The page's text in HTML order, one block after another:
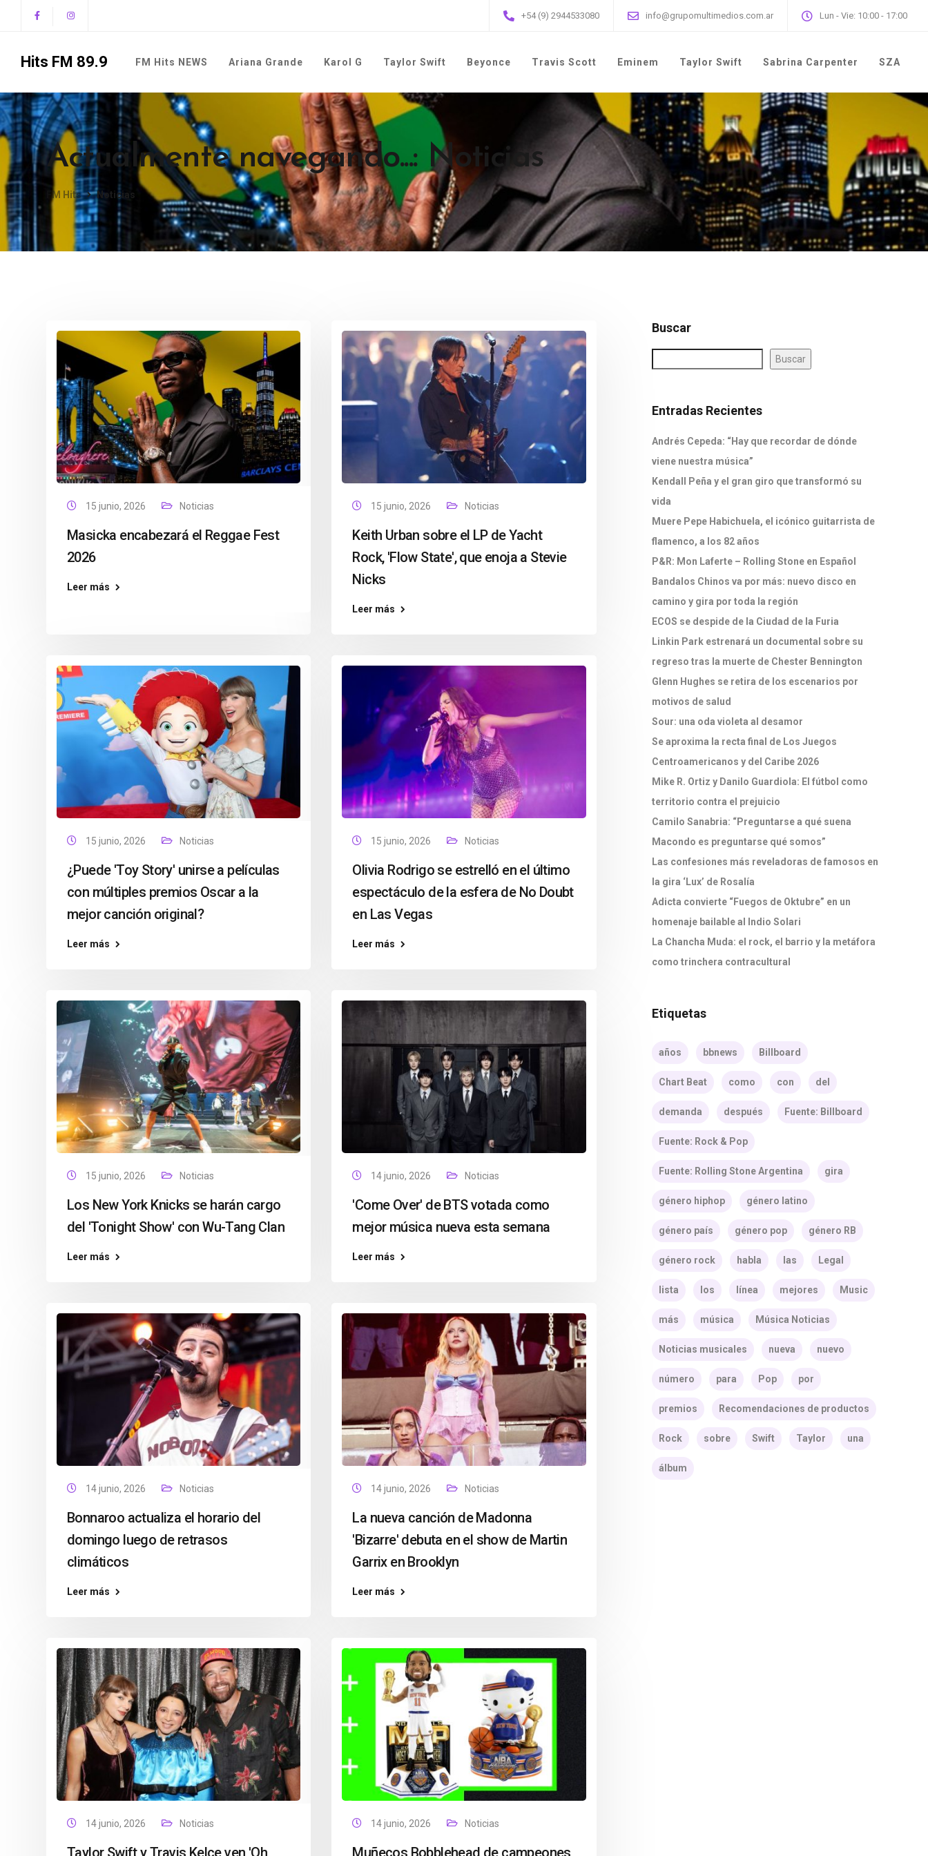
+54 (9) 2944533080 info@grupomultimedios.com.ar Lun - Vie: 10:00 - 17:00
Hits FM 89.9 FM Hits NEWS Ariana Grande Karol G Taylor Swift Beyonce Travis Scott Eminem Taylor Swift Sabrina Carpenter SZA
Actualmente navegando...: Noticias
FM Hits Noticias
15 junio, 2026 Noticias
Masicka encabezará el Reggae Fest
2026
Leer más
15 junio, 2026 Noticias
Keith Urban sobre el LP de Yacht
Rock, 'Flow State', que enoja a Stevie
Nicks
Leer más
15 junio, 2026 Noticias
¿Puede 'Toy Story' unirse a películas
con múltiples premios Oscar a la
mejor canción original?
Leer más
15 junio, 2026 Noticias
Olivia Rodrigo se estrelló en el último
espectáculo de la esfera de No Doubt
en Las Vegas
Leer más
15 junio, 2026 Noticias
Los New York Knicks se harán cargo
del 'Tonight Show' con Wu-Tang Clan
Leer más
14 junio, 2026 Noticias
'Come Over' de BTS votada como
mejor música nueva esta semana
Leer más
14 junio, 2026 Noticias
Bonnaroo actualiza el horario del
domingo luego de retrasos
climáticos
Leer más
14 junio, 2026 Noticias
La nueva canción de Madonna
'Bizarre' debuta en el show de Martin
Garrix en Brooklyn
Leer más
14 junio, 2026 Noticias
Taylor Swift y Travis Kelce ven 'Oh
14 junio, 2026 Noticias
Muñecos Bobblehead de campeones
Buscar
Buscar
Entradas Recientes
Andrés Cepeda: “Hay que recordar de dónde
viene nuestra música”
Kendall Peña y el gran giro que transformó su
vida
Muere Pepe Habichuela, el icónico guitarrista de
flamenco, a los 82 años
P&R: Mon Laferte – Rolling Stone en Español
Bandalos Chinos va por más: nuevo disco en
camino y gira por toda la región
ECOS se despide de la Ciudad de la Furia
Linkin Park estrenará un documental sobre su
regreso tras la muerte de Chester Bennington
Glenn Hughes se retira de los escenarios por
motivos de salud
Sour: una oda violeta al desamor
Se aproxima la recta final de Los Juegos
Centroamericanos y del Caribe 2026
Mike R. Ortiz y Danilo Guardiola: El fútbol como
territorio contra el prejuicio
Camilo Sanabria: “Preguntarse a qué suena
Macondo es preguntarse qué somos”
Las confesiones más reveladoras de famosos en
la gira ‘Lux’ de Rosalía
Adicta convierte “Fuegos de Oktubre” en un
homenaje bailable al Indio Solari
La Chancha Muda: el rock, el barrio y la metáfora
como trinchera contracultural
Etiquetas
años bbnews Billboard
Chart Beat como con del
demanda después Fuente: Billboard
Fuente: Rock & Pop
Fuente: Rolling Stone Argentina gira
género hiphop género latino
género país género pop género RB
género rock habla las Legal
lista los línea mejores Music
más música Música Noticias
Noticias musicales nueva nuevo
número para Pop por
premios Recomendaciones de productos
Rock sobre Swift Taylor una
álbum